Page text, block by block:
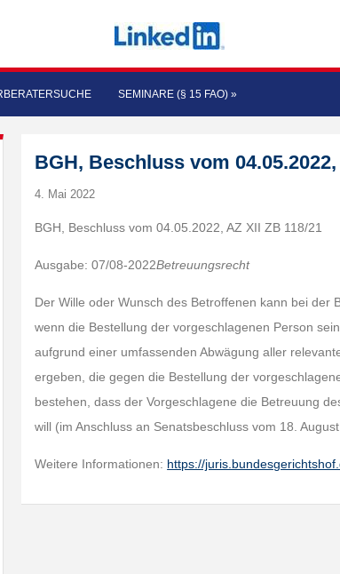
SEMINARE (§ 15 FAO) »
BGH, Beschluss vom
4. Mai 2022
BGH, Beschluss vom 04.05.2022, AZ XII ZB 118/21
Ausgabe: 07/08-2022Betreuungsrecht
Der Wille oder Wunsch des Betroffenen kann bei der
wenn die Bestellung der vorgeschlagenen Person
aufgrund einer umfassenden Abwägung aller
ergeben, die gegen die Bestellung der
bestehen, dass der Vorgeschlagene die Betreuung
will (im Anschluss an Senatsbeschluss vom 18.
Weitere Informationen: https://